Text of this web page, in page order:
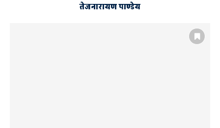
तेजनारायण पाण्डेय